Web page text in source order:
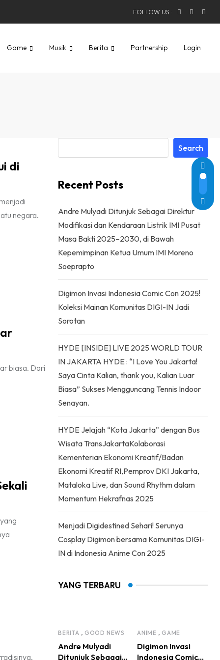
FOLLOW US :
Game Musik Berita Partnership Login
di
negara.
biasa. Dari
Search
Recent Posts
Andre Mulyadi Ditunjuk Sebagai Direktur
Modifikasi dan Kendaraan Listrik IMI Pusat
Masa Bakti 2025–2030, di Bawah
Kepemimpinan Ketua Umum IMI Moreno
Soeprapto
Digimon Invasi Indonesia Comic Con 2025!
Koleksi Mainan Komunitas DIGI-IN Jadi
Sorotan
HYDE [INSIDE] LIVE 2025 WORLD TOUR
IN JAKARTA HYDE : “I Love You Jakarta!
Saya Cinta Kalian, thank you, Kalian Luar
Biasa” Sukses Mengguncang Tennis Indoor
Senayan.
HYDE Jelajah “Kota Jakarta” dengan Bus
Wisata TransJakartaKolaborasi
Kementerian Ekonomi Kreatif/Badan
Ekonomi Kreatif RI,Pemprov DKI Jakarta,
Mataloka Live, dan Sound Rhythm dalam
Momentum Hekrafnas 2025
Menjadi Digidestined Sehari! Serunya
Cosplay Digimon bersama Komunitas DIGI-
IN di Indonesia Anime Con 2025
YANG TERBARU
BERITA , GOOD NEWS
Andre Mulyadi
Ditunjuk Sebagai
ANIME , GAME
Digimon Invasi
Indonesia Comic